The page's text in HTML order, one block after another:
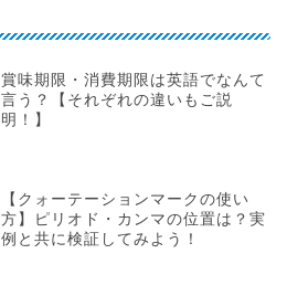
賞味期限・消費期限は英語でなんて
言う？【それぞれの違いもご説
明！】
【クォーテーションマークの使い
方】ピリオド・カンマの位置は？実
例と共に検証してみよう！